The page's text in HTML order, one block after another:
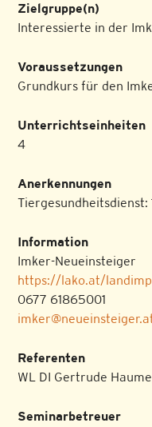
Zielgruppe(n)
Interessierte in der
Voraussetzungen
Grundkurs für den
Unterrichtseinheiten
4
Anerkennungen
Tiergesundheitsdienst:
Information
Imker-Neueinsteiger
https://lako.at/
0677 61865001
Referenten
WL DI Gertrude
Seminarbetreuer